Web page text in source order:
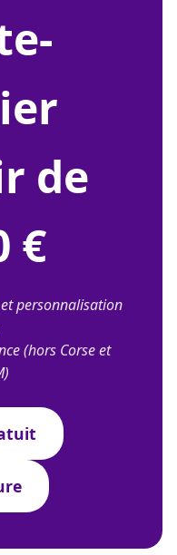
de
€
personnalisation
(hors Corse et